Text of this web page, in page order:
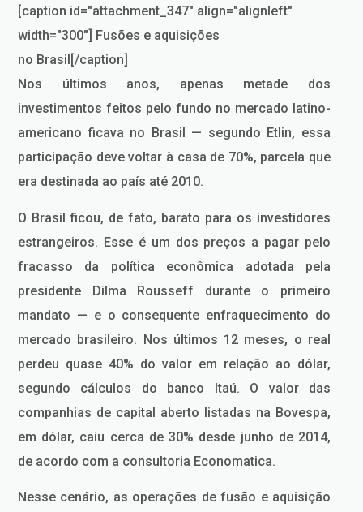
[caption id="attachment_347" align="alignleft"
width="300"] Fusões e aquisições
no Brasil[/caption]
Nos últimos anos, apenas metade dos
investimentos feitos pelo fundo no mercado latino-
americano ficava no Brasil — segundo Etlin, essa
participação deve voltar à casa de 70%, parcela que
era destinada ao país até 2010.
O Brasil ficou, de fato, barato para os investidores
estrangeiros. Esse é um dos preços a pagar pelo
fracasso da política econômica adotada pela
presidente Dilma Rousseff durante o primeiro
mandato — e o consequente en­fra­que­cimento do
mercado brasileiro. Nos últimos 12 meses, o real
perdeu quase 40% do valor em relação ao dólar,
segundo cálculos do banco Itaú. O valor das
companhias de capital aberto listadas na Bovespa,
em dólar, caiu cerca de 30% desde junho de 2014,
de acordo com a consultoria Economatica.
Nesse cenário, as operações de fusão e aquisição